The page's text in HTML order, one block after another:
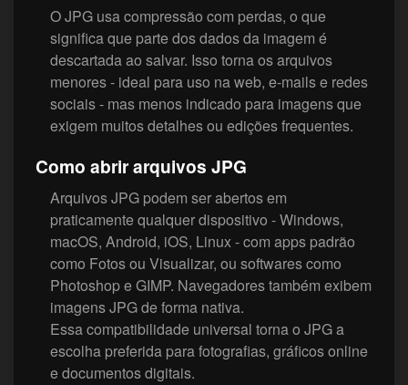
O JPG usa compressão com perdas, o que
significa que parte dos dados da imagem é
descartada ao salvar. Isso torna os arquivos
menores - ideal para uso na web, e-mails e redes
sociais - mas menos indicado para imagens que
exigem muitos detalhes ou edições frequentes.
Como abrir arquivos JPG
Arquivos JPG podem ser abertos em
praticamente qualquer dispositivo - Windows,
macOS, Android, iOS, Linux - com apps padrão
como Fotos ou Visualizar, ou softwares como
Photoshop e GIMP. Navegadores também exibem
imagens JPG de forma nativa.
Essa compatibilidade universal torna o JPG a
escolha preferida para fotografias, gráficos online
e documentos digitais.